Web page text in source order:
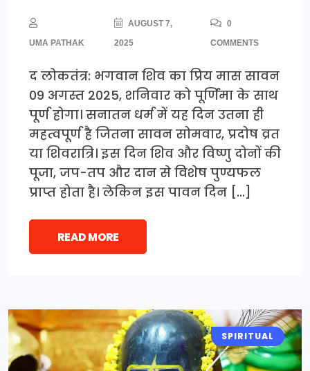
UMA PATHAK
AUGUST 7,
2025
0
COMMENTS
द लोकतंत्र: भगवान शिव का प्रिय मास सावन
09 अगस्त 2025, शनिवार को पूर्णिमा के साथ
पूर्ण होगा। सनातन धर्म में यह दिन उतना ही
महत्वपूर्ण है जितना सावन सोमवार, प्रदोष व्रत
या शिवरात्रि। इस दिन शिव और विष्णु दोनों की
पूजा, जप-तप और दान से विशेष पुण्यफल
प्राप्त होता है। लेकिन इस पावन दिन […]
READ MORE
SPIRITUAL